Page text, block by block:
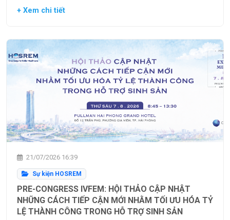
+ Xem chi tiết
21/07/2026 16:39
Sự kiện HOSREM
PRE-CONGRESS IVFEM: HỘI THẢO CẬP NHẬT
NHỮNG CÁCH TIẾP CẬN MỚI NHẰM TỐI ƯU HÓA TỶ
LỆ THÀNH CÔNG TRONG HỖ TRỢ SINH SẢN